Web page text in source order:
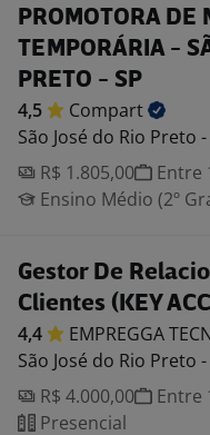
PROMOTORA DE
TEMPORÁRIA -
PRETO - SP
4,5
Compart
São José do Rio Preto -
R$ 1.805,00
Entre
Ensino Médio (2º
Gestor De
Clientes (KEY
4,4 EMPREGGA
São José do Rio Preto -
R$ 4.000,00
Entre
Presencial